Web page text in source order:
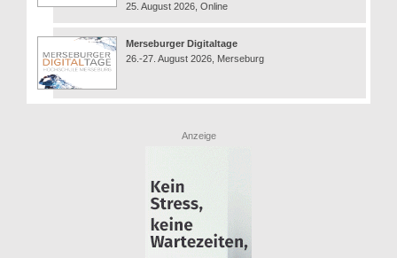
25. August 2026, Online
Merseburger Digitaltage
26.-27. August 2026, Merseburg
Anzeige